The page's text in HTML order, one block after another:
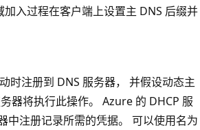
入过程在客户端上设置主 DNS 后缀并
时注册到 DNS 服务器， 并假设动态主
器将执行此操作。 Azure 的 DHCP 服
中注册记录所需的凭据。 可以使用名为